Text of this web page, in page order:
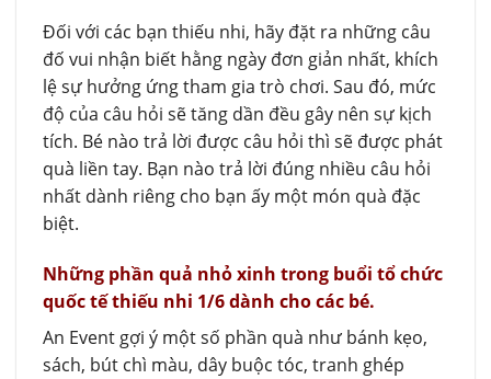
Đối với các bạn thiếu nhi, hãy đặt ra những câu
đố vui nhận biết hằng ngày đơn giản nhất, khích
lệ sự hưởng ứng tham gia trò chơi. Sau đó, mức
độ của câu hỏi sẽ tăng dần đều gây nên sự kịch
tích. Bé nào trả lời được câu hỏi thì sẽ được phát
quà liền tay. Bạn nào trả lời đúng nhiều câu hỏi
nhất dành riêng cho bạn ấy một món quà đặc
biệt.
Những phần quả nhỏ xinh trong buổi tổ chức
quốc tế thiếu nhi 1/6 dành cho các bé.
An Event gợi ý một số phần quà như bánh kẹo,
sách, bút chì màu, dây buộc tóc, tranh ghép